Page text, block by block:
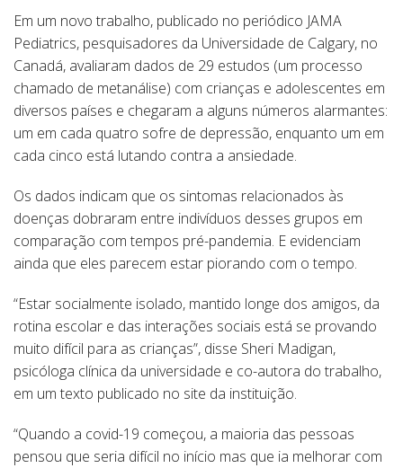
Em um novo trabalho, publicado no periódico JAMA
Pediatrics, pesquisadores da Universidade de Calgary, no
Canadá, avaliaram dados de 29 estudos (um processo
chamado de metanálise) com crianças e adolescentes em
diversos países e chegaram a alguns números alarmantes:
um em cada quatro sofre de depressão, enquanto um em
cada cinco está lutando contra a ansiedade.
Os dados indicam que os sintomas relacionados às
doenças dobraram entre indivíduos desses grupos em
comparação com tempos pré-pandemia. E evidenciam
ainda que eles parecem estar piorando com o tempo.
“Estar socialmente isolado, mantido longe dos amigos, da
rotina escolar e das interações sociais está se provando
muito difícil para as crianças”, disse Sheri Madigan,
psicóloga clínica da universidade e co-autora do trabalho,
em um texto publicado no site da instituição.
“Quando a covid-19 começou, a maioria das pessoas
pensou que seria difícil no início mas que ia melhorar com